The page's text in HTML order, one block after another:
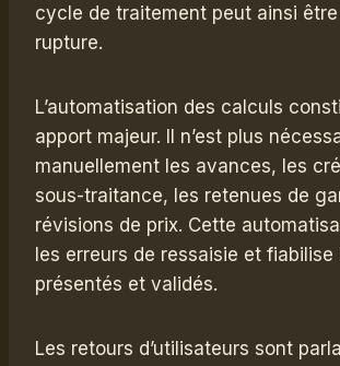
cycle de traitement peut ainsi
rupture.
L’automatisation des calculs
apport majeur. Il n’est plus
manuellement les avances, les
sous-traitance, les retenues de
révisions de prix. Cette
les erreurs de ressaisie et
présentés et validés.
Les retours d’utilisateurs sont